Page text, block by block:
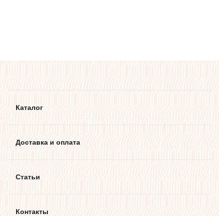
Каталог
Доставка и оплата
Статьи
Контакты